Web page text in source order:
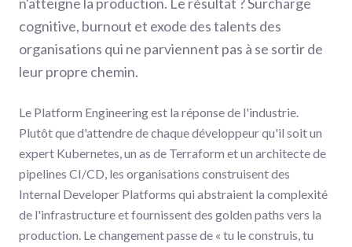
cognitive, burnout et exode des talents des
organisations qui ne parviennent pas à se sortir de
leur propre chemin.
Le Platform Engineering est la réponse de l'industrie.
Plutôt que d'attendre de chaque développeur qu'il soit un
expert Kubernetes, un as de Terraform et un architecte de
pipelines CI/CD, les organisations construisent des
Internal Developer Platforms qui abstraient la complexité
de l'infrastructure et fournissent des golden paths vers la
production. Le changement passe de « tu le construis, tu